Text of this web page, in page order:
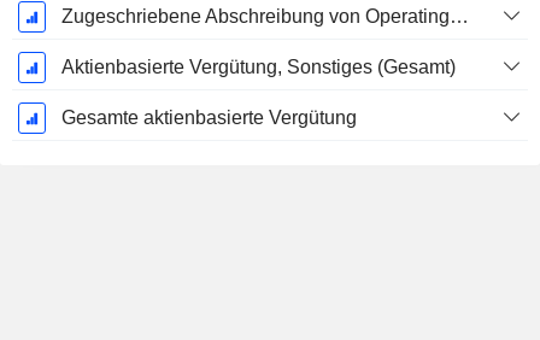
Zugeschriebene Abschreibung von Operating-Leasingverträgen
Aktienbasierte Vergütung, Sonstiges (Gesamt)
Gesamte aktienbasierte Vergütung